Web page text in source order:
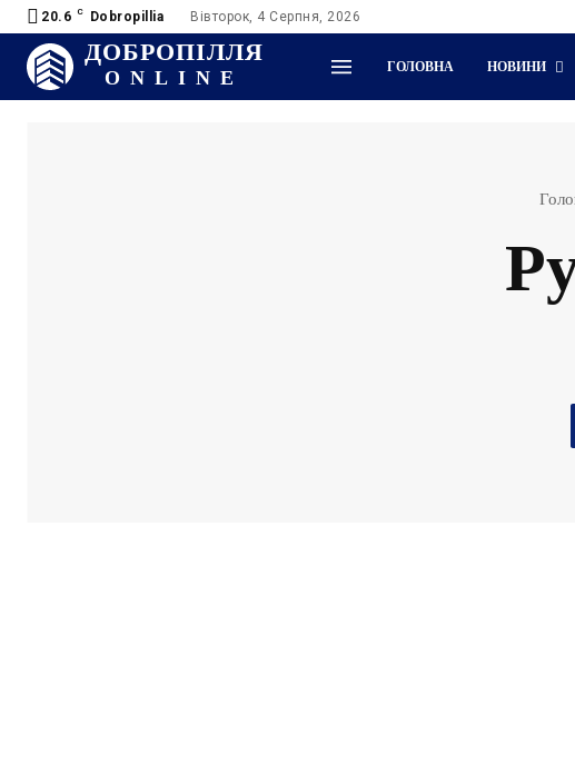
20.6 C Dobropillia Вівторок, 4 Серпня, 2026
ДОБРОПІЛЛЯ
ONLINE ГОЛОВНА НОВИНИ